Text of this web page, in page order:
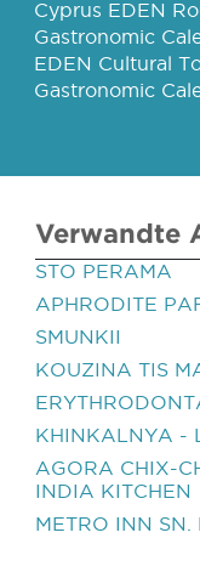
Cyprus EDEN
Gastronomic
EDEN Cultural
Gastronomic
Verwandte
STO PERAMA
APHRODITE
SMUNKII
KOUZINA TIS
KHINKALNYA -
AGORA CHIX-
INDIA KITCHEN
METRO INN